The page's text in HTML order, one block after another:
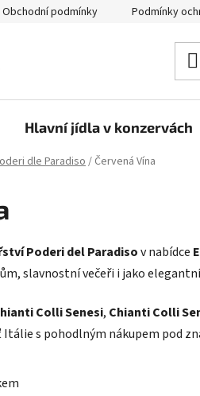
Obchodní podmínky Podmínky
Hlavní jídla v konzervách
dle Paradiso/ Červená Vína
Poderi del Paradisov nabídce
slavnostní večeři i jako
Colli Senesi, Chianti Colli
s pohodlným nákupem pod